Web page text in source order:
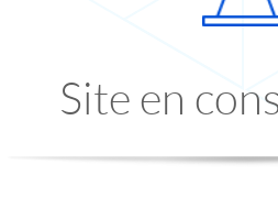
Site en